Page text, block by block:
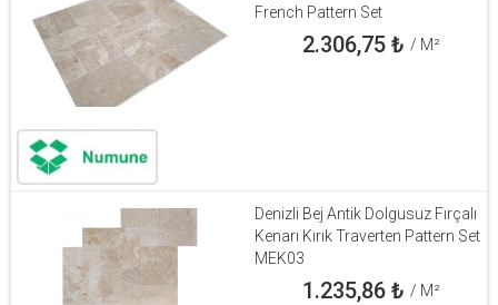
French Pattern Set
2.306,75₺ / M²
Denizli Bej Antik Dolgusuz Fırçalı
Kenarı Kırık Traverten Pattern Set
MEK03
1.235,86₺ / M²